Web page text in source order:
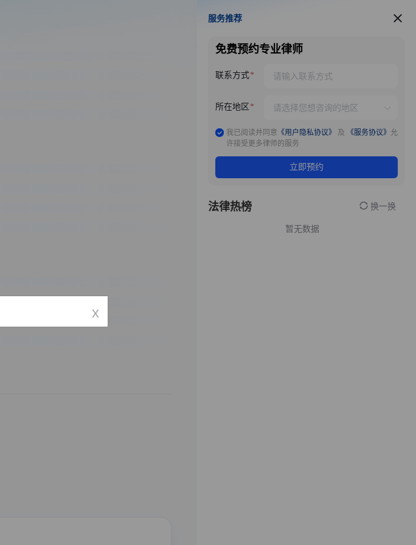
服务推荐
服务推荐
免费预约专业律师
联系方式
所在地区
我已阅读并同意 《用户隐私协议》 及 《服务协议》 允
许接受更多律师的服务
立即预约
法律热榜 换一换
暂无数据
x